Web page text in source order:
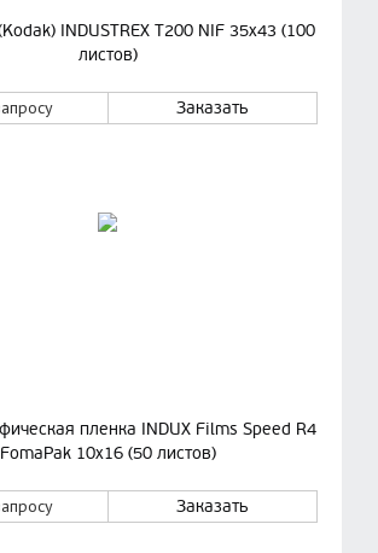
INDUSTREX T200 NIF 35x43 (100
листов)
Заказать
пленка INDUX Films Speed R4
FomaPak 10х16 (50 листов)
Заказать